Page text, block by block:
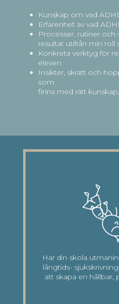
Kunskap om vad
Erfarenhet av vad
Processer, rutiner och
resultat utifrån min roll
Konkreta verktyg för
eleven
Insikter, skratt och
som
finns med rätt
Har din skola
långtids-
att skapa en hållbar,